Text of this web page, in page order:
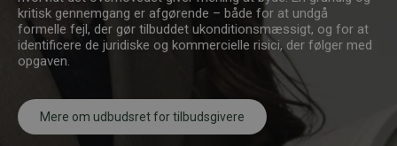
kritisk gennemgang er afgørende – både for at undgå
formelle fejl, der gør tilbuddet ukonditionsmæssigt, og for at
identificere de juridiske og kommercielle risici, der følger med
opgaven.
Mere om udbudsret for tilbudsgivere